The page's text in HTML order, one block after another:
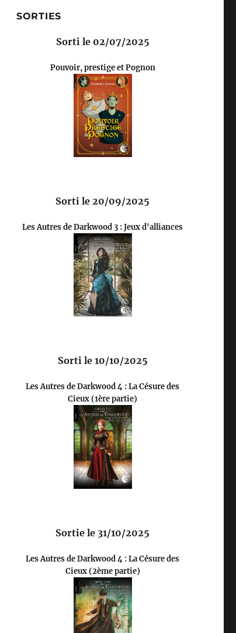
SORTIES
Sorti le 02/07/2025
Pouvoir, prestige et Pognon
Sorti le 20/09/2025
Les Autres de Darkwood 3 : Jeux d'alliances
Sorti le 10/10/2025
Les Autres de Darkwood 4 : La Césure des
Cieux (1ère partie)
Sortie le 31/10/2025
Les Autres de Darkwood 4 : La Césure des
Cieux (2ème partie)